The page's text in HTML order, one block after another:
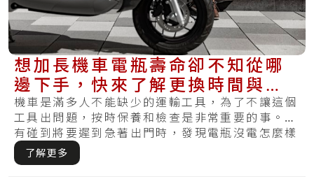
想加長機車電瓶壽命卻不知從哪
邊下手，快來了解更換時間與基
礎的保養方式
機車是滿多人不能缺少的運輸工具，為了不讓這個
工具出問題，按時保養和檢查是非常重要的事。你
有碰到將要遲到急著出門時，發現電瓶沒電怎麼樣
都無.....
了解更多